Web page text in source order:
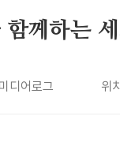
께하는
미디어로그 위